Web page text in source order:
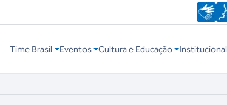
Time Brasil Eventos Cultura e Educação Institucional